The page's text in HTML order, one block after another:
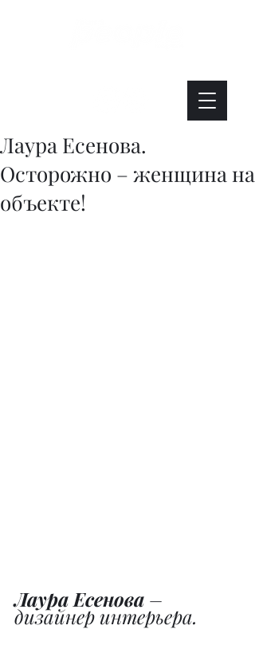
Лаура Есенова.
Осторожно – женщина на
объекте!
Лаура Есенова –
дизайнер интерьера.